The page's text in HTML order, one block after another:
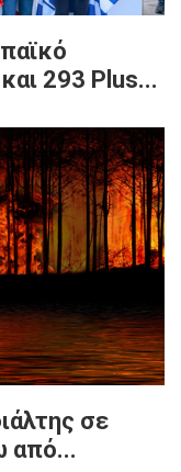
293 Plus...
σε
από...